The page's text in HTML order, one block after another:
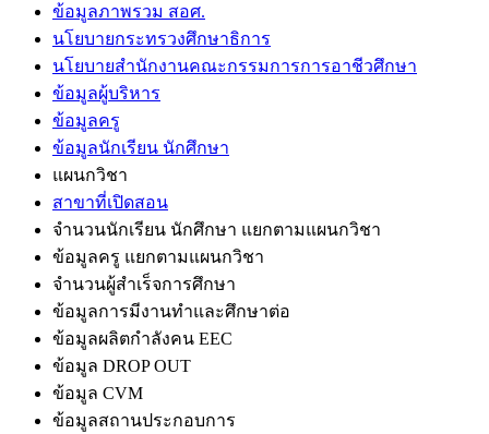
ข้อมูลภาพรวม สอศ.
นโยบายกระทรวงศึกษาธิการ
นโยบายสำนักงานคณะกรรมการการอาชีวศึกษา
ข้อมูลผู้บริหาร
ข้อมูลครู
ข้อมูลนักเรียน นักศึกษา
แผนกวิชา
สาขาที่เปิดสอน
จำนวนนักเรียน นักศึกษา แยกตามแผนกวิชา
ข้อมูลครู แยกตามแผนกวิชา
จำนวนผู้สำเร็จการศึกษา
ข้อมูลการมีงานทำและศึกษาต่อ
ข้อมูลผลิตกำลังคน EEC
ข้อมูล DROP OUT
ข้อมูล CVM
ข้อมูลสถานประกอบการ